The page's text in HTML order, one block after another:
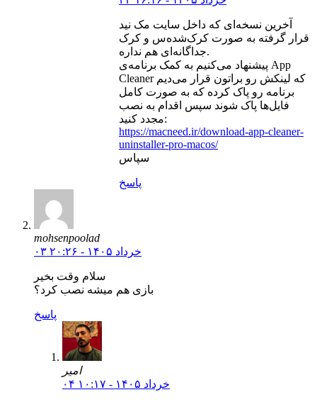
آخرین نسخه‌ای که داخل سایت مک نید
قرار گرفته به صورت کرک‌شده‌س و کرک
جداگانه‌ای هم نداره.
پیشنهاد می‌کنیم به کمک برنامه‌ی App
Cleaner که لینکش رو براتون قرار می‌دیم
برنامه رو پاک کرده که به صورت کامل
فایل‌ها پاک شوند سپس اقدام به نصب
مجدد کنید:
https://macneed.ir/download-app-cleaner-
uninstaller-pro-macos/
سپاس
پاسخ
mohsenpoolad
۰۳ خرداد ۱۴۰۵ - ۲۰:۲۶
سلام وقت بخیر
بازی هم میشه نصب کرد؟
پاسخ
امیر
۰۴ خرداد ۱۴۰۵ - ۱۰:۱۷